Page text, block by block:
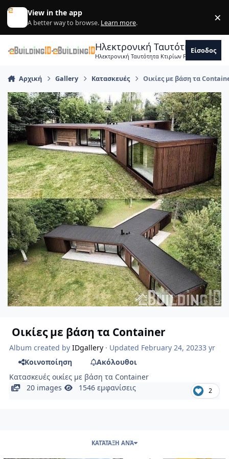
Skip to content
View in the app
A better way to browse. Learn more. ×
Ηλεκτρονική Ταυτότητα
Ηλεκτρονική Ταυτότητα Κτιρίων Forum
Είσοδος
Αρχική Gallery Κατασκευές Οικίες με βάση τα
Οικίες με βάση τα Container
Album created byIDgallery · Updated February 24, 20233 yr
Κοινοποίηση
Ακόλουθοι
Κατασκευές οικίες με βάση τα Container
20 images
1546 εμφανίσεις 2
ΚΑΤΆΤΑΞΗ ΑΝΆ